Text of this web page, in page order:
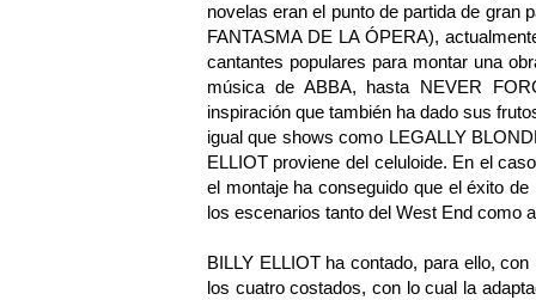
novelas eran el punto de partida de gran
FANTASMA DE LA ÓPERA),
cantantes populares para montar una
música de ABBA, hasta NEVER
inspiración que también ha dado sus
igual que shows como LEGALLY
ELLIOT proviene del celuloide. En el
el montaje ha conseguido que el éxito
los escenarios tanto del West End como
BILLY ELLIOT ha contado, para ello,
los cuatro costados, con lo cual la